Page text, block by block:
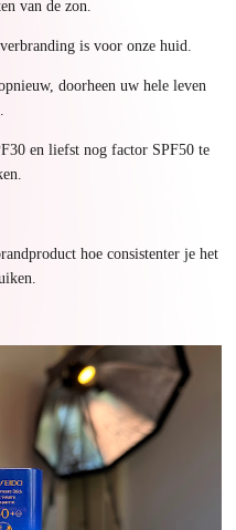
van de zon.
is voor onze huid.
doorheen uw hele leven
en liefst nog factor SPF50 te
hoe consistenter je het